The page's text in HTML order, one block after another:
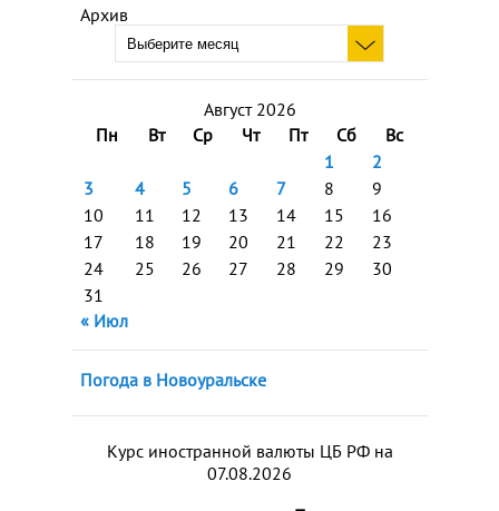
Архив
Август 2026
Пн
Вт Ср Чт Пт Сб
Вс
1
2
3
4 5 6 7 8
9
10
11 12 13 14 15
16
17
18 19 20 21 22
23
24
25 26 27 28 29
30
31
« Июл
Погода в Новоуральске
Курс иностранной валюты ЦБ РФ на
07.08.2026